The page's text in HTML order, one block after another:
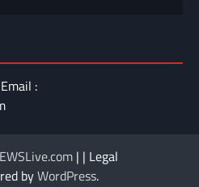
:
| | Legal
byWordPress.